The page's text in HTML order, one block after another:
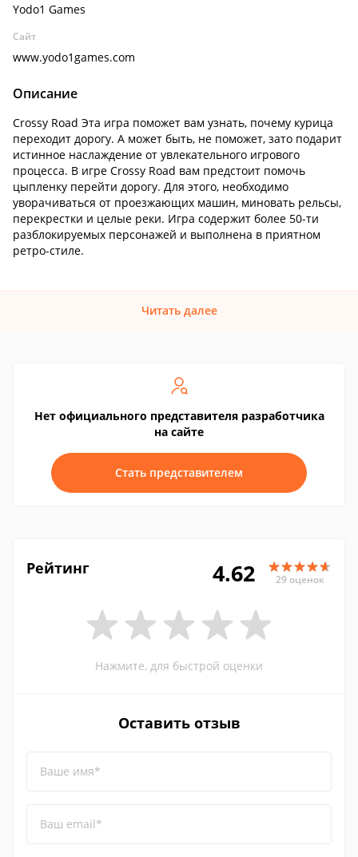
Yodo1 Games
Сайт
www.yodo1games.com
Описание
Crossy Road Эта игра поможет вам узнать, почему курица
переходит дорогу. А может быть, не поможет, зато подарит
истинное наслаждение от увлекательного игрового
процесса. В игре Crossy Road вам предстоит помочь
цыпленку перейти дорогу. Для этого, необходимо
уворачиваться от проезжающих машин, миновать рельсы,
перекрестки и целые реки. Игра содержит более 50-ти
разблокируемых персонажей и выполнена в приятном
ретро-стиле.
Читать далее
Нет официального представителя разработчика
на сайте
Стать представителем
Рейтинг 4.62 29 оценок
Нажмите, для быстрой оценки
Оставить отзыв
Ваше имя*
Ваш email*